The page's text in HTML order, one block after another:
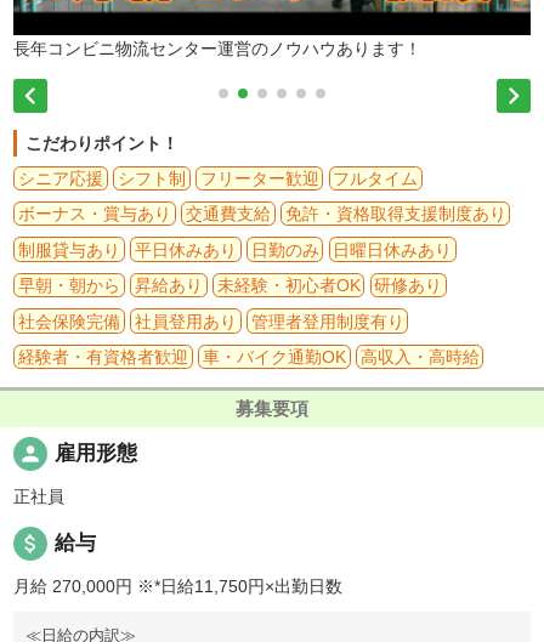
長年コンビニ物流センター運営のノウハウあります！
 
こだわりポイント！
シニア応援
シフト制 フリーター歓迎
フルタイム
ボーナス・賞与あり
交通費支給
免許・資格取得支援制度あり
制服貸与あり
平日休みあり 日勤のみ
日曜日休みあり
早朝・朝から
昇給あり 未経験・初心者OK
研修あり
社会保険完備
社員登用あり
管理者登用制度有り
経験者・有資格者歓迎
車・バイク通勤OK 高収入・高時給
募集要項
person 雇用形態
正社員
attach_money 給与
月給 270,000円 ※*日給11,750円×出勤日数
≪日給の内訳≫